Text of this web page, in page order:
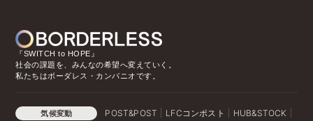
『SWITCH to HOPE』
社会の課題を、みんなの希望へ変えていく。
私たちはボーダレス・カンパニオです。
気候変動 POST&POST LFCコンポスト
HUB&STOCK